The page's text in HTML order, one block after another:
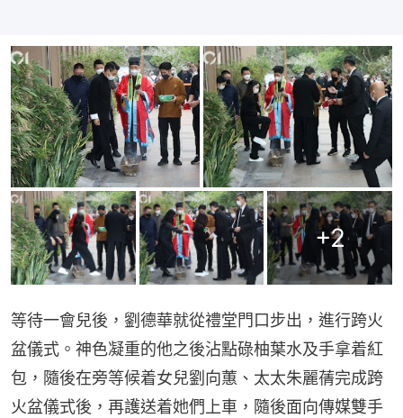
+2
等待一會兒後，劉德華就從禮堂門口步出，進行跨火
盆儀式。神色凝重的他之後沾點碌柚葉水及手拿着紅
包，隨後在旁等候着女兒劉向蕙、太太朱麗蒨完成跨
火盆儀式後，再護送着她們上車，隨後面向傳媒雙手